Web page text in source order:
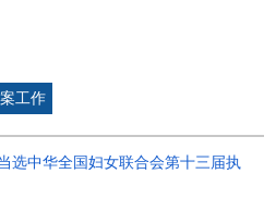
工作
选中华全国妇女联合会第十三届执